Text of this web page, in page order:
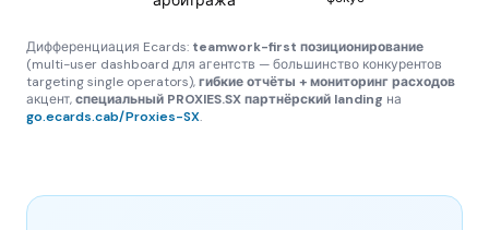
Дифференциация Ecards: teamwork-first позиционирование
(multi-user dashboard для агентств — большинство конкурентов
targeting single operators),гибкие отчёты + мониторинг расходов
акцент,специальный PROXIES.SX партнёрский landing на
go.ecards.cab/Proxies-SX.